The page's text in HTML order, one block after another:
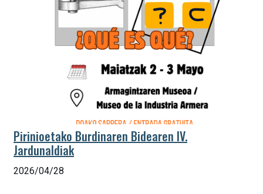
Pirinioetako Burdinaren Bidearen IV.
Jardunaldiak
2026/04/28